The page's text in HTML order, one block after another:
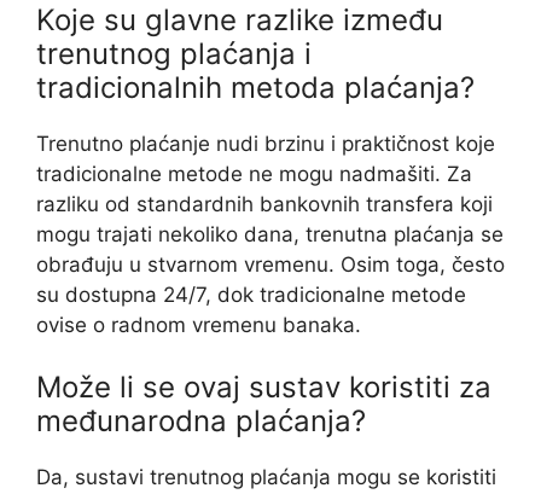
Koje su glavne razlike između
trenutnog plaćanja i
tradicionalnih metoda plaćanja?
Trenutno plaćanje nudi brzinu i praktičnost koje
tradicionalne metode ne mogu nadmašiti. Za
razliku od standardnih bankovnih transfera koji
mogu trajati nekoliko dana, trenutna plaćanja se
obrađuju u stvarnom vremenu. Osim toga, često
su dostupna 24/7, dok tradicionalne metode
ovise o radnom vremenu banaka.
Može li se ovaj sustav koristiti za
međunarodna plaćanja?
Da, sustavi trenutnog plaćanja mogu se koristiti